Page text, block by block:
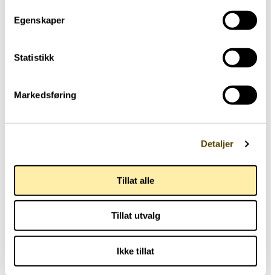
Egenskaper
Statistikk
Markedsføring
Detaljer
Tillat alle
Tillat utvalg
Ikke tillat
03.07.2026